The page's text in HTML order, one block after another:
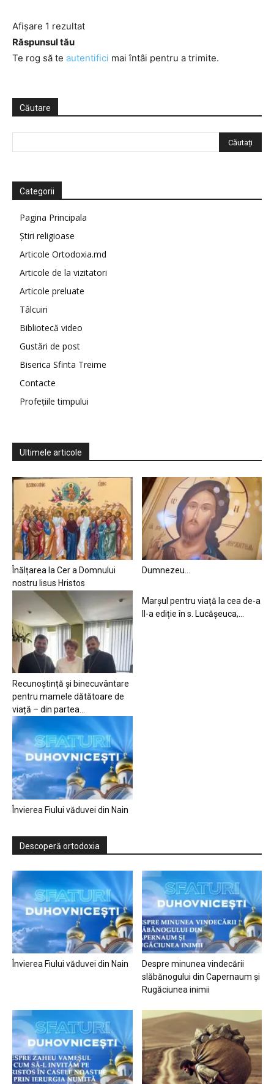
Afișare 1 rezultat
Răspunsul tău
Te rog să te autentifici mai întâi pentru a trimite.
Căutare
Categorii
Pagina Principala
Știri religioase
Articole Ortodoxia.md
Articole de la vizitatori
Articole preluate
Tâlcuiri
Bibliotecă video
Gustări de post
Biserica Sfinta Treime
Contacte
Profețiile timpului
Ultimele articole
Înălțarea la Cer a Domnului
nostru Iisus Hristos
Dumnezeu…
Recunoștință și binecuvântare
pentru mamele dătătoare de
viață – din partea...
Marșul pentru viață la cea de-a
II-a ediție în s. Lucășeuca,...
Învierea Fiului văduvei din Nain
Descoperă ortodoxia
Învierea Fiului văduvei din Nain
Despre minunea vindecării
slăbănogului din Capernaum și
Rugăciunea inimii